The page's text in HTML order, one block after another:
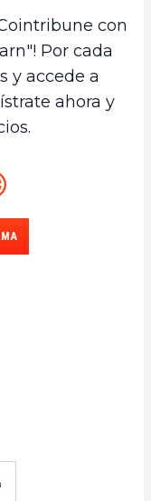
con
Por cada
y accede a
ahora y